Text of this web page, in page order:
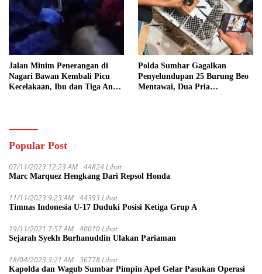
Jalan Minim Penerangan di
Nagari Bawan Kembali Picu
Kecelakaan, Ibu dan Tiga Anak
Polda Sumbar Gagalkan
Penyelundupan 25 Burung Beo
Mentawai, Dua Pria
Popular Post
07/11/2023 12:23 AM 44824 Lihat
Marc Marquez Hengkang Dari Repsol Honda
11/11/2023 9:23 AM 44393 Lihat
Timnas Indonesia U-17 Duduki Posisi Ketiga Grup A
19/11/2021 7:57 AM 40010 Lihat
Sejarah Syekh Burhanuddin Ulakan Pariaman
18/04/2023 3:21 AM 36778 Lihat
Kapolda dan Wagub Sumbar Pimpin Apel Gelar Pasukan Operasi